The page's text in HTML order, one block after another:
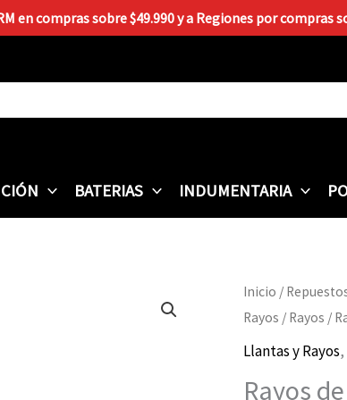
en compras sobre $49.990 y a Regiones por compras
BATERIAS INDUMENTARIA
Inicio /
Rayos / Rayos /
Llantas y Rayos,
Rayos
Rayos
de
Rueda